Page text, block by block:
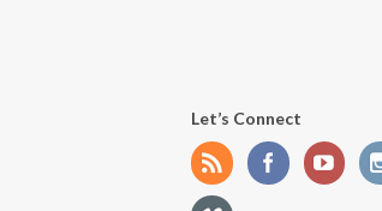
Let’s Connect